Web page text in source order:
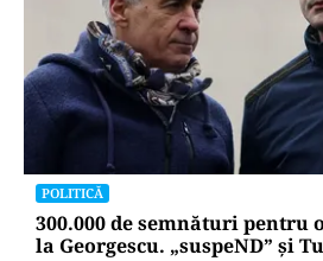
POLITICĂ
300.000 de semnături pentru
la Georgescu. „suspeND” și